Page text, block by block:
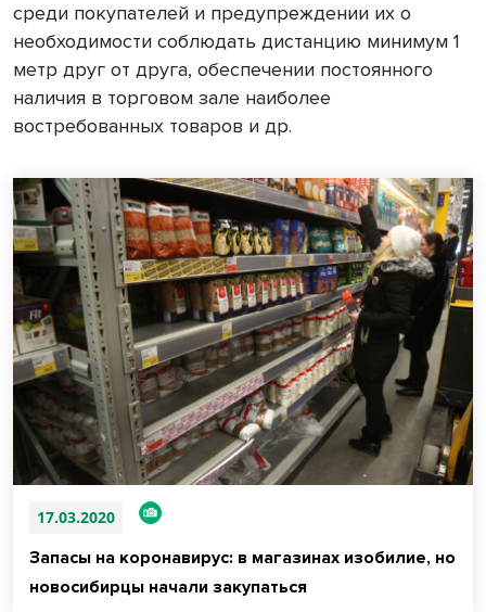
среди покупателей и предупреждении их о
необходимости соблюдать дистанцию минимум 1
метр друг от друга, обеспечении постоянного
наличия в торговом зале наиболее
востребованных товаров и др.
17.03.2020
Запасы на коронавирус: в магазинах изобилие, но
новосибирцы начали закупаться